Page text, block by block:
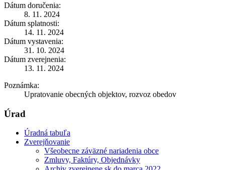
Dátum doručenia:
8. 11. 2024
Dátum splatnosti:
14. 11. 2024
Dátum vystavenia:
31. 10. 2024
Dátum zverejnenia:
13. 11. 2024
Poznámka:
Upratovanie obecných objektov, rozvoz obedov
Úrad
Úradná tabuľa
Zverejňovanie
Všeobecne záväzné nariadenia obce
Zmluvy, Faktúry, Objednávky